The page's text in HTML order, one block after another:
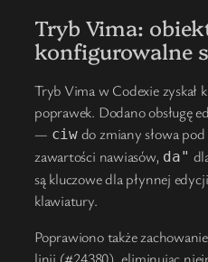
Tryb Vima:
konfigurowalne
Tryb Vima w Codexie zyskał
poprawek. Dodano obsługę
— ciwdo zmiany słowa
zawartości nawiasów, da"
są kluczowe dla płynnej
klawiatury.
Poprawiono także